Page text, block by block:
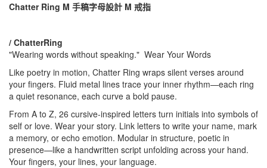
Chatter Ring M 手稿字母設計 M 戒指
/ ChatterRing
"Wearing words without speaking." Wear Your Words
Like poetry in motion, Chatter Ring wraps silent verses around
your fingers. Fluid metal lines trace your inner rhythm—each ring
a quiet resonance, each curve a bold pause.
From A to Z, 26 cursive-inspired letters turn initials into symbols of
self or love. Wear your story. Link letters to write your name, mark
a memory, or echo emotion. Modular in structure, poetic in
presence—like a handwritten script unfolding across your hand.
Your fingers, your lines, your language.